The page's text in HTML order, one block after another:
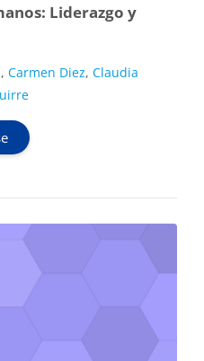
Liderazgo y
, Carmen Diez, Claudia